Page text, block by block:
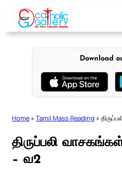
content
Download
Home » Tamil Mass Reading »
திருப்பலி
– வ2